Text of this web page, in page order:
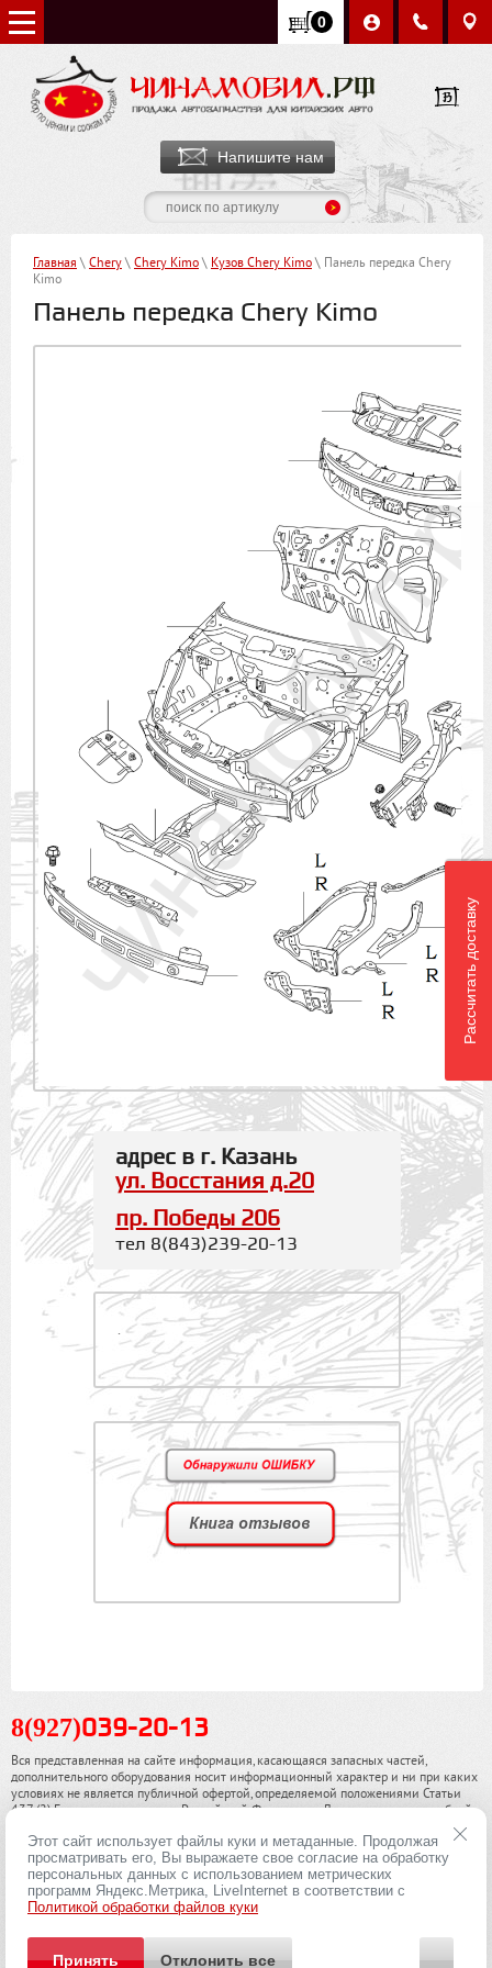
0
Напишите нам
Главная \ Chery \ Chery Kimo \ Кузов Chery Kimo \ Панель передка Chery
Kimo
Панель передка Chery Kimo
адрес в г. Казань
ул. Восстания д.20
пр. Победы 206
тел 8(843)239-20-13
.
8(927)039-20-13
Вся представленная на сайте информация, касающаяся запасных частей,
дополнительного оборудования носит информационный характер и ни при каких
условиях не является публичной офертой, определяемой положениями Статьи
437 (2) Гражданского кодекса Российской Федерации. Для получения подробной
информации, пожалуйста, обращайтесь к нашим специалистам. чинамобил.рф ©
2013-2026. Все права охраняются законом.
Политика конфиденциальности
Этот сайт использует файлы куки и метаданные. Продолжая
просматривать его, Вы выражаете свое согласие на обработку
персональных данных с использованием метрических
программ Яндекс.Метрика, LiveInternet в соответствии с
Политикой обработки файлов куки
Принять Отклонить все
Рассчитать доставку